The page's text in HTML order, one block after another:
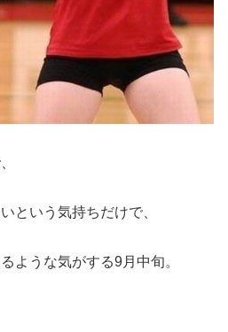
という気持ちだけで、
ような気がする9月中旬。